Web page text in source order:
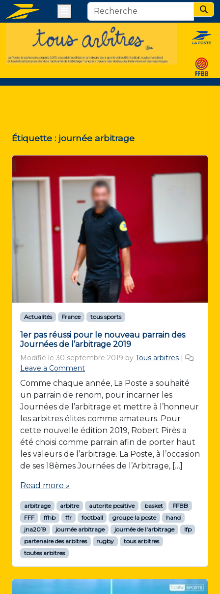
Étiquette : journée arbitrage
Actualités France tous sports
1er pas réussi pour le nouveau parrain des
Journées de l’arbitrage 2019
Modifié le 30 septembre 2019 by Tous arbitres |
Leave a Comment
Comme chaque année, La Poste a souhaité
un parrain de renom, pour incarner les
Journées de l’arbitrage et mettre à l’honneur
les arbitres élites comme amateurs. Pour
cette nouvelle édition 2019, Robert Pirès a
été choisi comme parrain afin de porter haut
les valeurs de l’arbitrage. La Poste, à l’occasion
de ses 18èmes Journées de l’Arbitrage, […]
Read more »
arbitrage arbitre autorite positive basket
FFBB
FFF
ffhb ffr football groupe la poste
hand
jna2019
journée arbitrage journée de l'arbitrage
lfp
partenaire des arbitres
rugby
tous arbitres
toutes arbitres